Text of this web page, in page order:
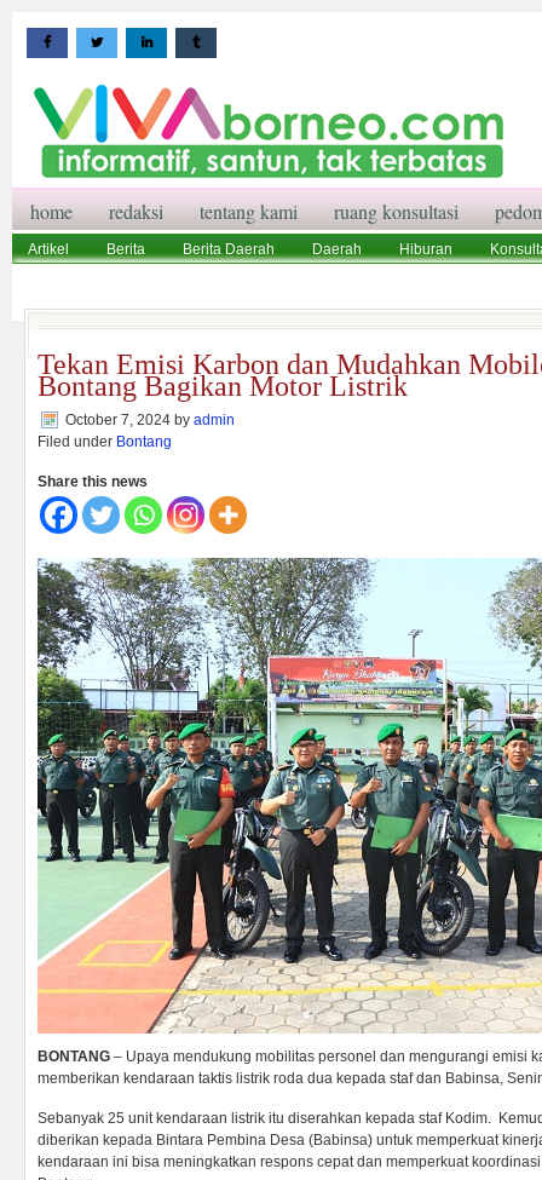
home redaksi tentang kami ruang konsultasi
Artikel Berita Berita Daerah Daerah Hiburan
Tekan Emisi Karbon dan Mudahkan
Bontang Bagikan Motor Listrik
October 7, 2024 by admin
Filed under Bontang
Share this news
BONTANG – Upaya mendukung mobilitas personel dan mengurangi emisi
memberikan kendaraan taktis listrik roda dua kepada staf dan Babinsa,
Sebanyak 25 unit kendaraan listrik itu diserahkan kepada staf Kodim.
diberikan kepada Bintara Pembina Desa (Babinsa) untuk memperkuat
kendaraan ini bisa meningkatkan respons cepat dan memperkuat